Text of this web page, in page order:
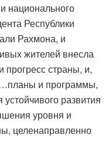
национального
Республики
Рахмона, и
жителей внесла
прогресс страны, и,
и программы,
развития
уровня и
целенаправленно